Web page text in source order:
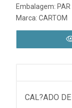
Embalagem: PAR
Marca: CARTOM
CAL?ADO